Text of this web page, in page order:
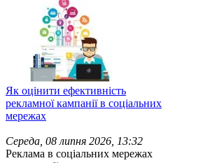
Як оцінити ефективність
рекламної кампанії в соціальних
мережах
Середа, 08 липня 2026, 13:32
Реклама в соціальних мережах